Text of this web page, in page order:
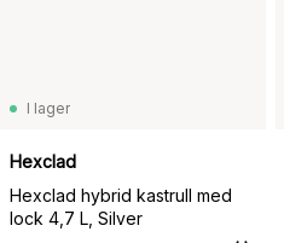
I lager
Hexclad
Hexclad hybrid kastrull med
lock 4,7 L, Silver